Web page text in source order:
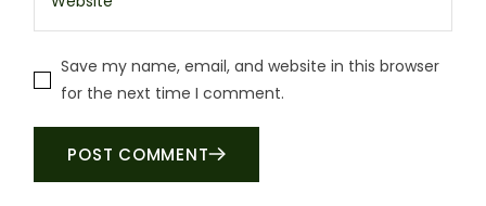
Save my name, email, and website in this browser
for the next time I comment.
POST COMMENT